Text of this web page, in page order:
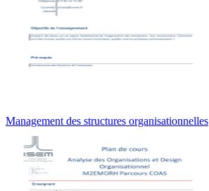
Management des structures organisationnelles